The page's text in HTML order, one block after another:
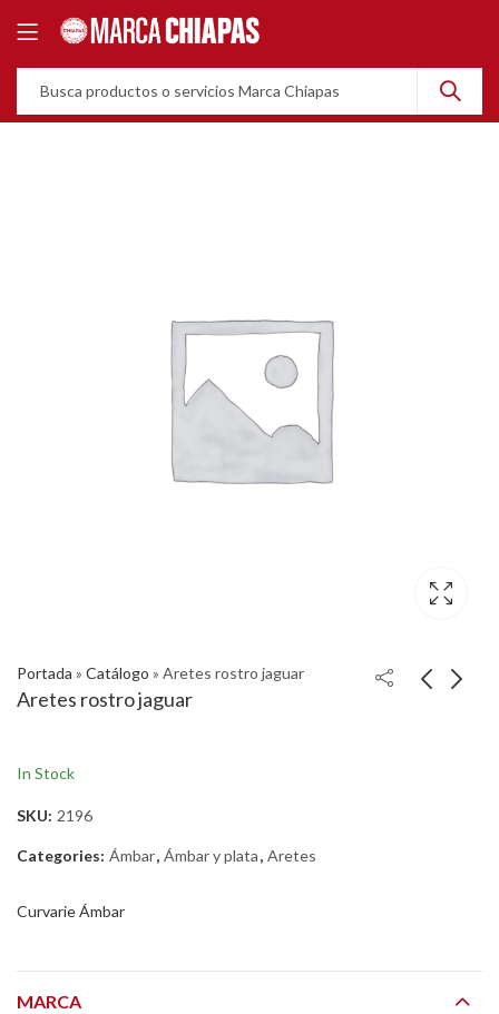
Portada » Catálogo » Aretes rostro jaguar
Aretes rostro jaguar
In Stock
SKU: 2196
Categories: Ámbar, Ámbar y plata, Aretes
Curvarie Ámbar
MARCA